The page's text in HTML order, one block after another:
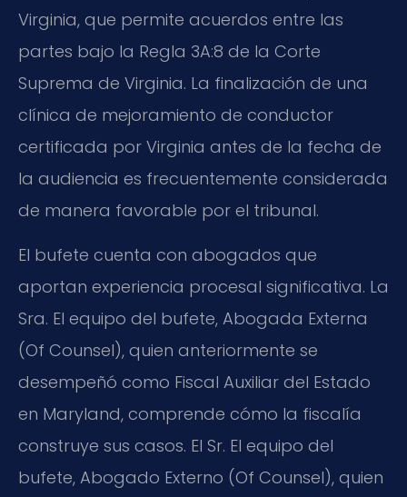
Virginia, que permite acuerdos entre las
partes bajo la Regla 3A:8 de la Corte
Suprema de Virginia. La finalización de una
clínica de mejoramiento de conductor
certificada por Virginia antes de la fecha de
la audiencia es frecuentemente considerada
de manera favorable por el tribunal.
El bufete cuenta con abogados que
aportan experiencia procesal significativa. La
Sra. El equipo del bufete, Abogada Externa
(Of Counsel), quien anteriormente se
desempeñó como Fiscal Auxiliar del Estado
en Maryland, comprende cómo la fiscalía
construye sus casos. El Sr. El equipo del
bufete, Abogado Externo (Of Counsel), quien